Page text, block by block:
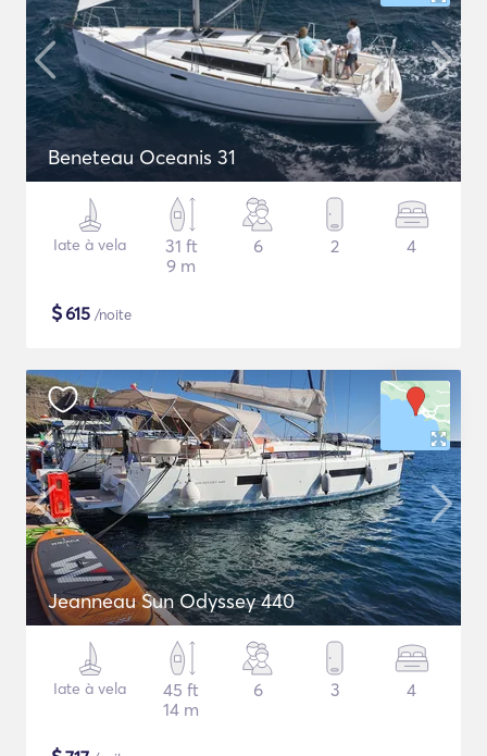
Beneteau Oceanis 31
Iate à vela
31 ft
9 m
6 2 4
$615 /noite
Jeanneau Sun Odyssey 440
Iate à vela
45 ft
14 m
6 3 4